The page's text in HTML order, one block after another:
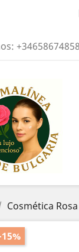
+34658674858
Cosmética